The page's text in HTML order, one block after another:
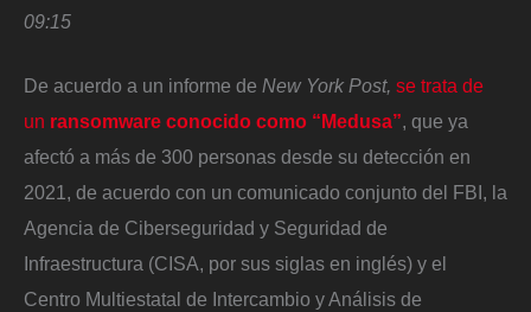
09:15
De acuerdo a un informe de New York Post, se trata de
un ransomware conocido como “Medusa”, que ya
afectó a más de 300 personas desde su detección en
2021, de acuerdo con un comunicado conjunto del FBI, la
Agencia de Ciberseguridad y Seguridad de
Infraestructura (CISA, por sus siglas en inglés) y el
Centro Multiestatal de Intercambio y Análisis de